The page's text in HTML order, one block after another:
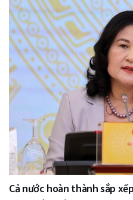
Cả nước hoàn thành sắp